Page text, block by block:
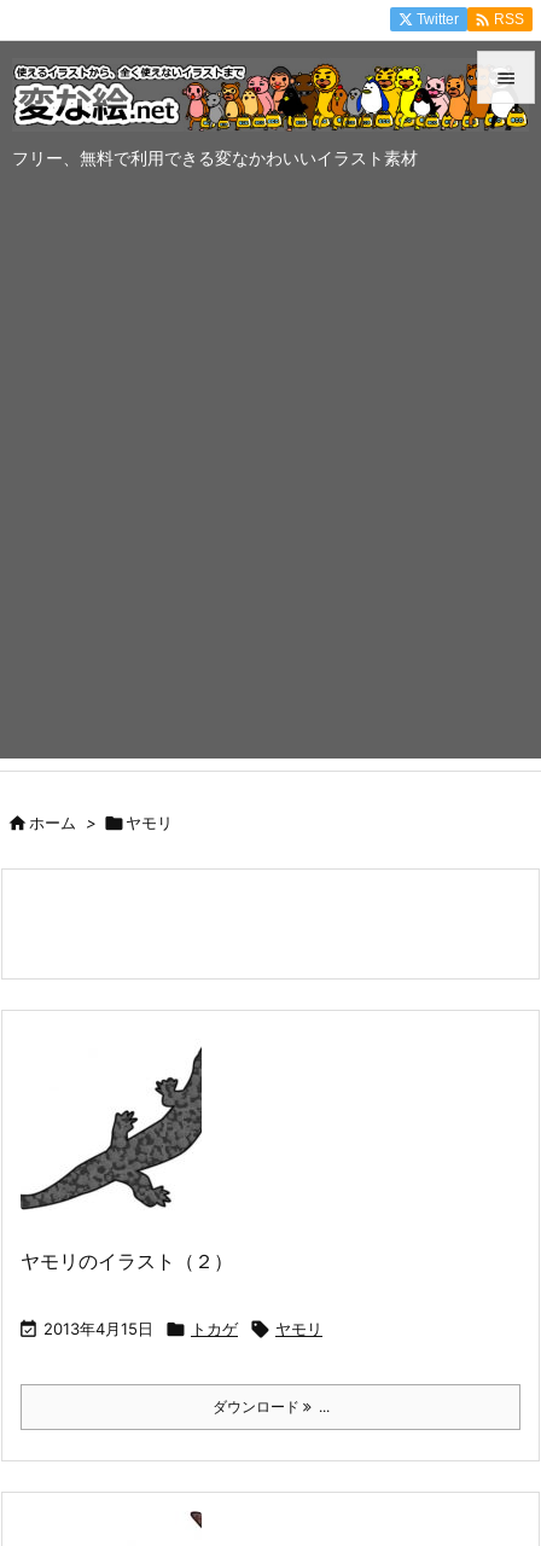
フリー、無料で利用できる変なかわいいイラスト素材


Twitter  RSS
ホーム > ヤモリ
ヤモリのイラスト（２）
 2013年4月15日  トカゲ  ヤモリ
ダウンロード ...